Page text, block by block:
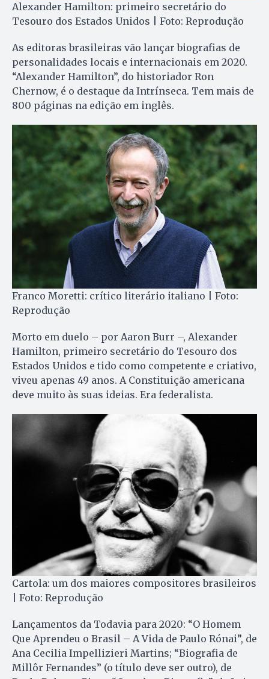
Alexander Hamilton: primeiro secretário do
Tesouro dos Estados Unidos | Foto: Reprodução
As editoras brasileiras vão lançar biografias de
personalidades locais e internacionais em 2020.
“Alexander Hamilton”, do historiador Ron
Chernow, é o destaque da Intrínseca. Tem mais de
800 páginas na edição em inglês.
Franco Moretti: crítico literário italiano | Foto:
Reprodução
Morto em duelo – por Aaron Burr –, Alexander
Hamilton, primeiro secretário do Tesouro dos
Estados Unidos e tido como competente e criativo,
viveu apenas 49 anos. A Constituição americana
deve muito às suas ideias. Era federalista.
Cartola: um dos maiores compositores brasileiros
| Foto: Reprodução
Lançamentos da Todavia para 2020: “O Homem
Que Aprendeu o Brasil – A Vida de Paulo Rónai”, de
Ana Cecilia Impellizieri Martins; “Biografia de
Millôr Fernandes” (o título deve ser outro), de